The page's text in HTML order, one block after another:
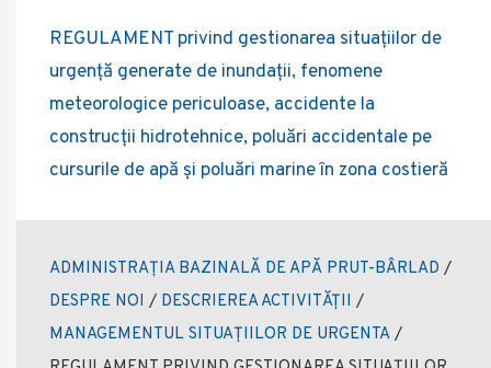
REGULAMENT privind gestionarea situaţiilor de
urgenţă generate de inundaţii, fenomene
meteorologice periculoase, accidente la
construcţii hidrotehnice, poluări accidentale pe
cursurile de apă şi poluări marine în zona costieră
ADMINISTRAȚIA BAZINALĂ DE APĂ PRUT-BÂRLAD /
DESPRE NOI / DESCRIEREA ACTIVITĂȚII /
MANAGEMENTUL SITUAȚIILOR DE URGENTA /